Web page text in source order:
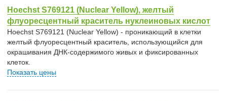
Hoechst S769121 (Nuclear Yellow), желтый
флуоресцентный краситель нуклеиновых кислот
Hoechst S769121 (Nuclear Yellow) - проникающий в клетки
желтый флуоресцентный краситель, использующийся для
окрашивания ДНК-содержимого живых и фиксированных
клеток.
Показать цены